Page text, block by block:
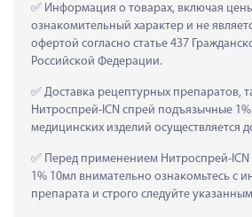
Информация о товарах, включая
ознакомительный характер и не
офертой согласно статье 437
Российской Федерации.
Доставка рецептурных препаратов,
Нитроспрей-ICN спрей подъязычные
медицинских изделий осуществляется
Перед применением Нитроспрей-
1% 10мл внимательно ознакомьтесь с
препарата и строго следуйте